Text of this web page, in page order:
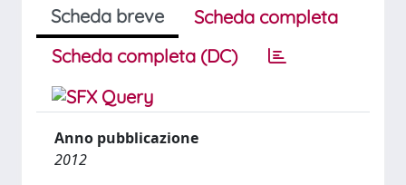
Scheda breve
Scheda completa
Scheda completa (DC)
Anno pubblicazione
2012